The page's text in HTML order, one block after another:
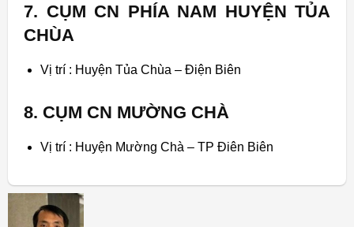
7. CỤM CN PHÍA NAM HUYỆN TỦA
CHÙA
Vị trí : Huyện Tủa Chùa – Điện Biên
8. CỤM CN MƯỜNG CHÀ
Vị trí : Huyện Mường Chà – TP Điên Biên